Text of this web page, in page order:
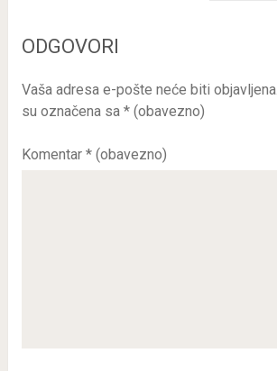
ODGOVORI
Vaša adresa e-pošte neće biti objavljena.
su označena sa * (obavezno)
Komentar * (obavezno)